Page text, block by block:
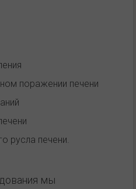
поражении печени
русла печени.
мы